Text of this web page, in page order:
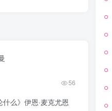
56
么》伊恩·麦克尤恩